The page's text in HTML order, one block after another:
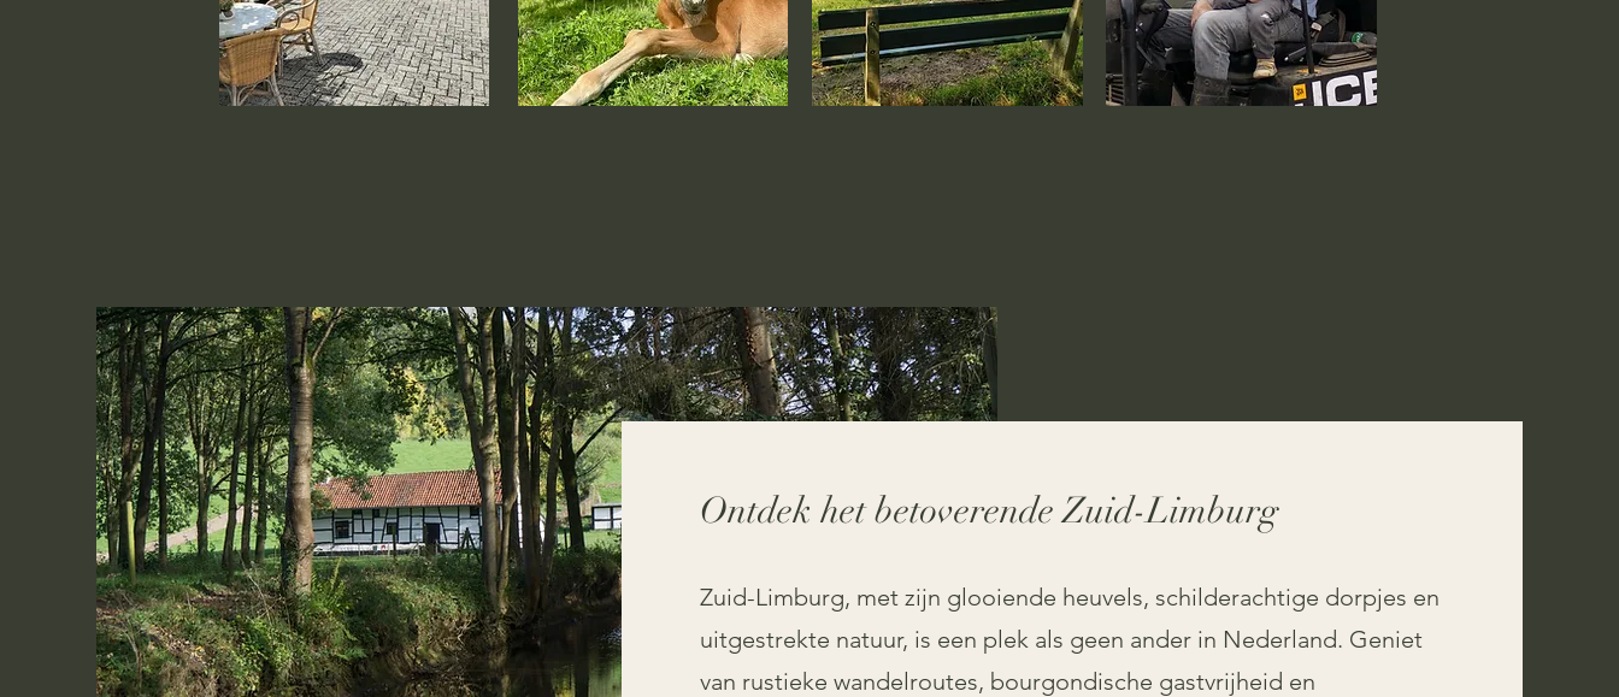
Ontdek het betoverende Zuid-Limburg
Zuid-Limburg, met zijn glooiende heuvels, schilderachtige dorpjes en
uitgestrekte natuur, is een plek als geen ander in Nederland. Geniet
van rustieke wandelroutes, bourgondische gastvrijheid en